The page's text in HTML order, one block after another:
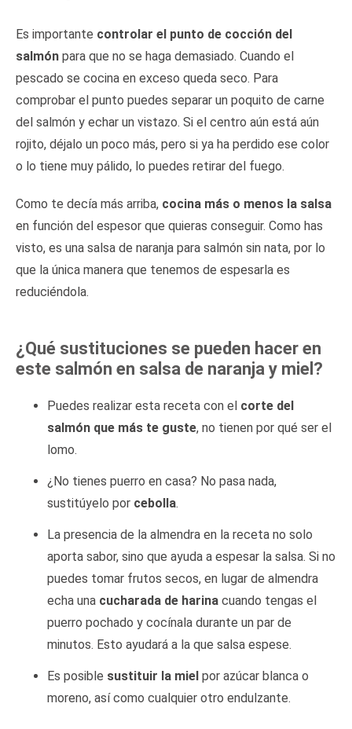
Es importante controlar el punto de cocción del
salmón para que no se haga demasiado. Cuando el
pescado se cocina en exceso queda seco. Para
comprobar el punto puedes separar un poquito de carne
del salmón y echar un vistazo. Si el centro aún está aún
rojito, déjalo un poco más, pero si ya ha perdido ese color
o lo tiene muy pálido, lo puedes retirar del fuego.
Como te decía más arriba, cocina más o menos la salsa
en función del espesor que quieras conseguir. Como has
visto, es una salsa de naranja para salmón sin nata, por lo
que la única manera que tenemos de espesarla es
reduciéndola.
¿Qué sustituciones se pueden hacer en
este salmón en salsa de naranja y miel?
Puedes realizar esta receta con el corte del
salmón que más te guste, no tienen por qué ser el
lomo.
¿No tienes puerro en casa? No pasa nada,
sustitúyelo por cebolla.
La presencia de la almendra en la receta no solo
aporta sabor, sino que ayuda a espesar la salsa. Si no
puedes tomar frutos secos, en lugar de almendra
echa una cucharada de harina cuando tengas el
puerro pochado y cocínala durante un par de
minutos. Esto ayudará a la que salsa espese.
Es posible sustituir la miel por azúcar blanca o
moreno, así como cualquier otro endulzante.